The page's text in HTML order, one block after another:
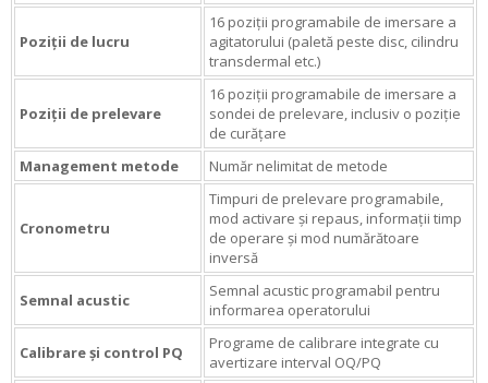
Poziții de lucru
16 poziții programabile de imersare a
agitatorului (paletă peste disc, cilindru
transdermal etc.)
Poziții de prelevare
16 poziții programabile de imersare a
sondei de prelevare, inclusiv o poziție
de curățare
Management metode
Număr nelimitat de metode
Cronometru
Timpuri de prelevare programabile,
mod activare și repaus, informații timp
de operare și mod numărătoare
inversă
Semnal acustic
Semnal acustic programabil pentru
informarea operatorului
Calibrare și control PQ
Programe de calibrare integrate cu
avertizare interval OQ/PQ